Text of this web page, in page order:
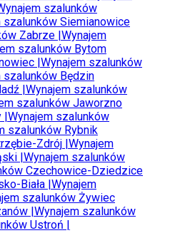
szalunków
szalunków Siemianowice
Zabrze Wynajem
szalunków Bytom
Wynajem szalunków
szalunków Będzin
Wynajem szalunków
szalunków Jaworzno
Wynajem szalunków
szalunków Rybnik
Zdrój Wynajem
Wynajem szalunków
Czechowice-Dziedzice
Biała Wynajem
szalunków Żywiec
Wynajem szalunków
Ustroń